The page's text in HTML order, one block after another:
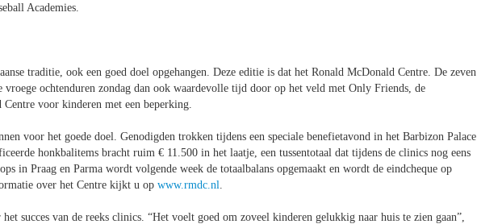
Academies.
traditie, ook een goed doel opgehangen. Deze editie is dat het Ronald McDonald Centre. De zeven
ochtenduren zondag dan ook waardevolle tijd door op het veld met Only Friends, de
voor kinderen met een beperking.
voor het goede doel. Genodigden trokken tijdens een speciale benefietavond in het Barbizon Palace
honkbalitems bracht ruim € 11.500 in het laatje, een tussentotaal dat tijdens de clinics nog eens
in Praag en Parma wordt volgende week de totaalbalans opgemaakt en wordt de eindcheque op
over het Centre kijkt u op www.rmdc.nl
succes van de reeks clinics. “Het voelt goed om zoveel kinderen gelukkig naar huis te zien gaan”,